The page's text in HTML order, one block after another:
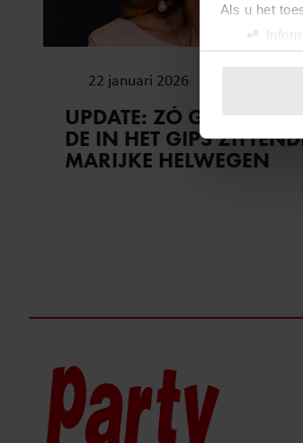
Als u het
Uw
We
22 januari 2026
UPDATE: ZÓ GAAT HET
DE IN HET GIPS
MARIJKE HELWEGEN